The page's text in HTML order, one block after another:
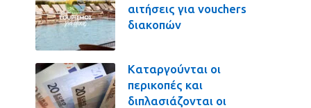
αιτήσεις για vouchers
διακοπών
Καταργούνται οι
περικοπές και
διπλασιάζονται οι